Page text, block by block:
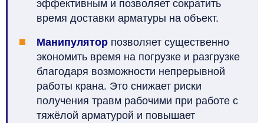
эффективным и позволяет сократить
время доставки арматуры на объект.
Манипулятор позволяет существенно
экономить время на погрузке и разгрузке
благодаря возможности непрерывной
работы крана. Это снижает риски
получения травм рабочими при работе с
тяжёлой арматурой и повышает